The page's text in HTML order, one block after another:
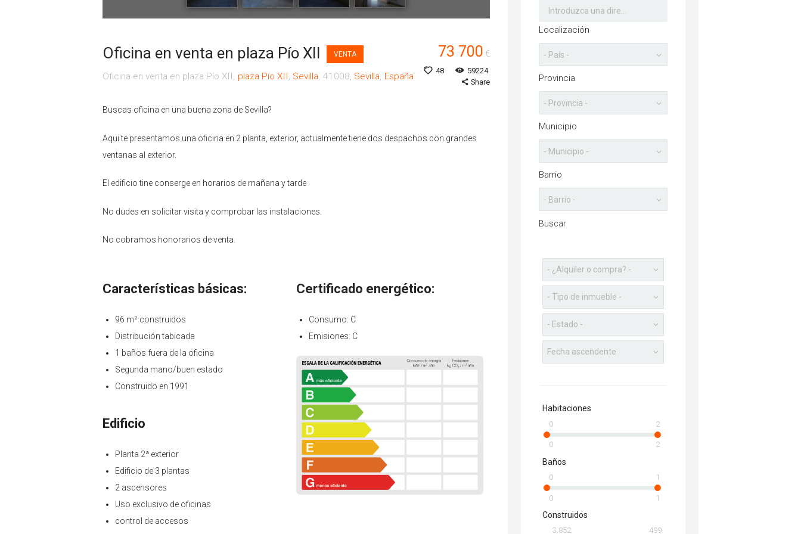
Oficina en venta en plaza Pío XII VENTA
Oficina en venta en plaza Pío XII plaza Pío XII Sevilla 41008 Sevilla España
73 700 €
59224
48
Share
Buscas oficina en una buena zona de Sevilla?
Aqui te presentamos una oficina en 2 planta, exterior, actualmente tiene dos despachos con grandes
ventanas al exterior.
El edificio tine conserge en horarios de mañana y tarde
No dudes en solicitar visita y comprobar las instalaciones.
No cobramos honorarios de venta.
Características básicas:
96 m² construidos
Distribución tabicada
1 baños fuera de la oficina
Segunda mano/buen estado
Construido en 1991
Edificio
Planta 2ª exterior
Edificio de 3 plantas
2 ascensores
Uso exclusivo de oficinas
control de accesos
Certificado energético:
Consumo: C
Emisiones: C
Localización
Provincia
Municipio
Barrio
Buscar
Habitaciones
0 2
0 2
Baños
0 1
0 1
Construidos
3.852 499